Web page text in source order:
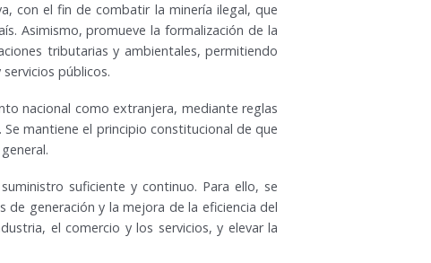
con el fin de combatir la minería ilegal, que
Asimismo, promueve la formalización de la
tributarias y ambientales, permitiendo
públicos.
nacional como extranjera, mediante reglas
mantiene el principio constitucional de que
suficiente y continuo. Para ello, se
generación y la mejora de la eficiencia del
el comercio y los servicios, y elevar la